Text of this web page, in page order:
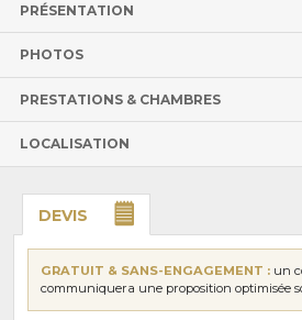
PRÉSENTATION
PHOTOS
PRESTATIONS & CHAMBRES
LOCALISATION
DEVIS
GRATUIT & SANS-ENGAGEMENT : un
communiquera une proposition optimisée